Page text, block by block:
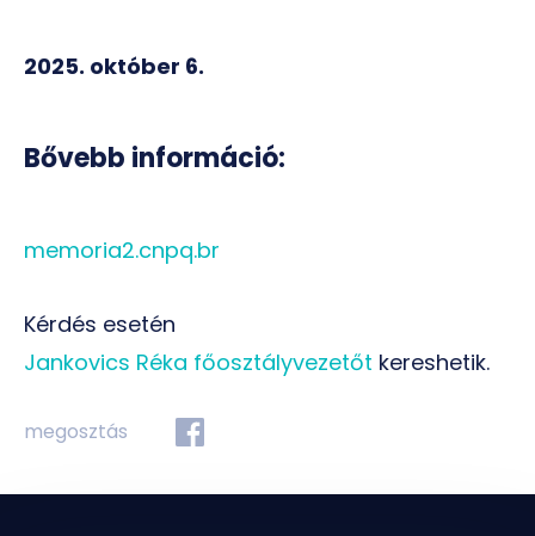
2025. október 6.
Bővebb információ:
memoria2.cnpq.br
Kérdés esetén
Jankovics Réka főosztályvezetőt kereshetik.
megosztás